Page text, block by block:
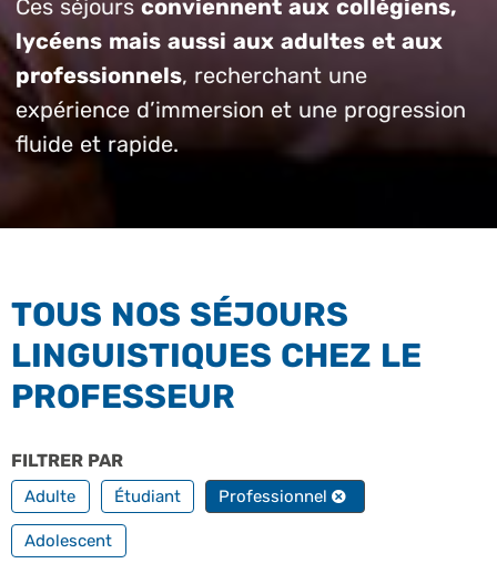
Ces séjours conviennent aux collégiens,
lycéens mais aussi aux adultes et aux
professionnels, recherchant une
expérience d’immersion et une progression
fluide et rapide.
TOUS NOS SÉJOURS
LINGUISTIQUES CHEZ LE
PROFESSEUR
FILTRER PAR
Adulte Étudiant Professionnel
Adolescent